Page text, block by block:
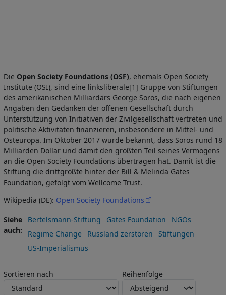
Die Open Society Foundations (OSF), ehemals Open Society
Institute (OSI), sind eine linksliberale[1] Gruppe von Stiftungen
des amerikanischen Milliardärs George Soros, die nach eigenen
Angaben den Gedanken der offenen Gesellschaft durch
Unterstützung von Initiativen der Zivilgesellschaft vertreten und
politische Aktivitäten finanzieren, insbesondere in Mittel- und
Osteuropa. Im Oktober 2017 wurde bekannt, dass Soros rund 18
Milliarden Dollar und damit den größten Teil seines Vermögens
an die Open Society Foundations übertragen hat. Damit ist die
Stiftung die drittgrößte hinter der Bill & Melinda Gates
Foundation, gefolgt vom Wellcome Trust.
Wikipedia (DE): Open Society Foundations
Siehe
auch
Bertelsmann-Stiftung Gates Foundation
NGOs
Regime Change
Russland zerstören
Stiftungen
US-Imperialismus
Sortieren nach Reihenfolge